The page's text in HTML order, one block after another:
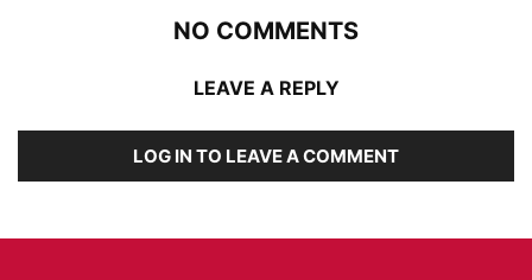
NO COMMENTS
LEAVE A REPLY
LOG IN TO LEAVE A COMMENT